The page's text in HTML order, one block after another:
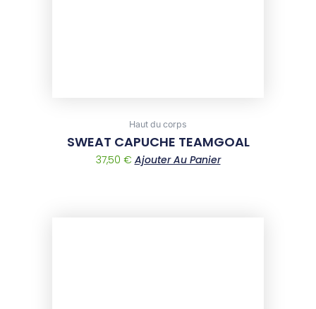
Haut du corps
SWEAT CAPUCHE TEAMGOAL
37,50 € Ajouter Au Panier